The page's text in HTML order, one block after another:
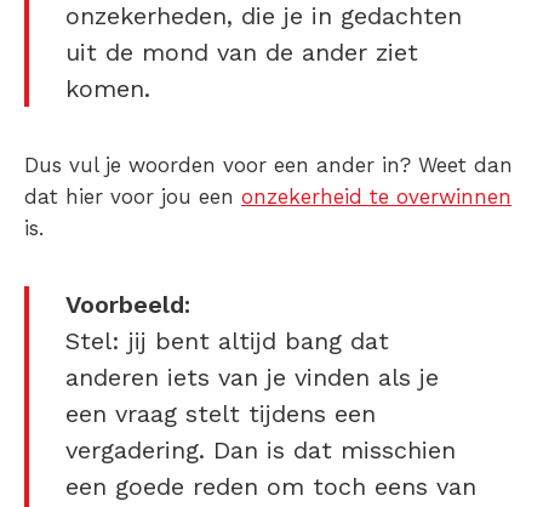
onzekerheden, die je in gedachten
uit de mond van de ander ziet
komen.
Dus vul je woorden voor een ander in? Weet dan
dat hier voor jou een onzekerheid te overwinnen
is.
Voorbeeld:
Stel: jij bent altijd bang dat
anderen iets van je vinden als je
een vraag stelt tijdens een
vergadering. Dan is dat misschien
een goede reden om toch eens van